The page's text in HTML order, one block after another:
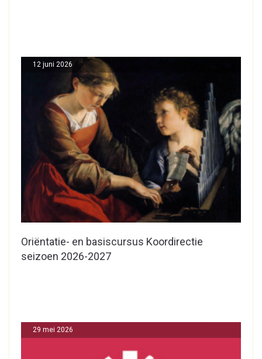
Oriëntatie- en basiscursus Koordirectie
seizoen 2026-2027
12 juni 2026
29 mei 2026